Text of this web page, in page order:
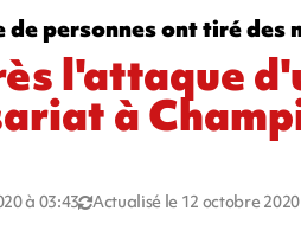
de personnes ont tiré
l'attaque
à
à 03:43 Actualisé le 12 octobre